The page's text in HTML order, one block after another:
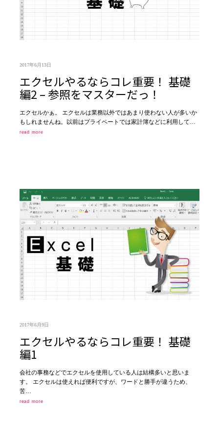
2017年6月13日
エクセルやるならコレ重要！ 基礎
編2 – 参照をマスターだっ！
エクセルかぁ。 エクセルは業務以外ではあまり使わない人が多いか
もしれませんね。以前はプライベートでは家計簿などに利用して…
read more
2017年6月9日
エクセルやるならコレ重要！ 基礎
編1
会社の事務などでエクセルを使用している人は結構多いと思いま
す。 エクセルは使えれば便利ですが、ワードと勝手が違うため、
苦…
read more